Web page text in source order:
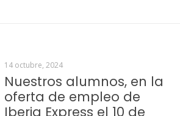
14 octubre, 2024
Nuestros alumnos, en la
oferta de empleo de
Iberia Express el 10 de